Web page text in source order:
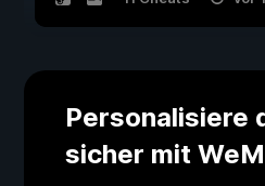
Personalisiere
sicher mit